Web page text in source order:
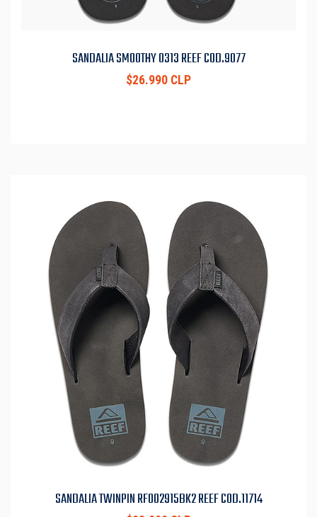
SANDALIA SMOOTHY 0313 REEF COD.9077
$26.990 CLP
SANDALIA TWINPIN RF002915BK2 REEF COD.11714